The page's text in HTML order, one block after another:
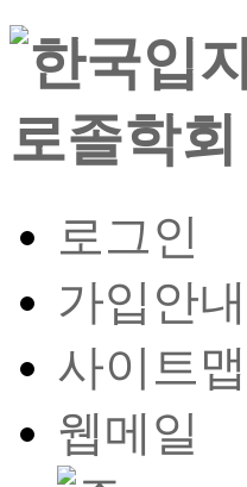
로그인
가입안내
사이트맵
웹메일